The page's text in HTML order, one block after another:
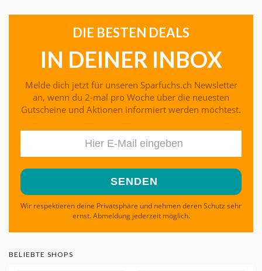
DIE BESTEN DEALS
IN DEINER INBOX
Melde dich jetzt für unseren Sparfuchs.ch Newsletter
an, wenn du 2-mal pro Woche über die neuesten
Gutscheine und Aktionen informiert werden möchtest.
Wir respektieren deine Privatsphäre und nehmen deren Schutz sehr
ernst. Abmeldung jederzeit möglich.
BELIEBTE SHOPS